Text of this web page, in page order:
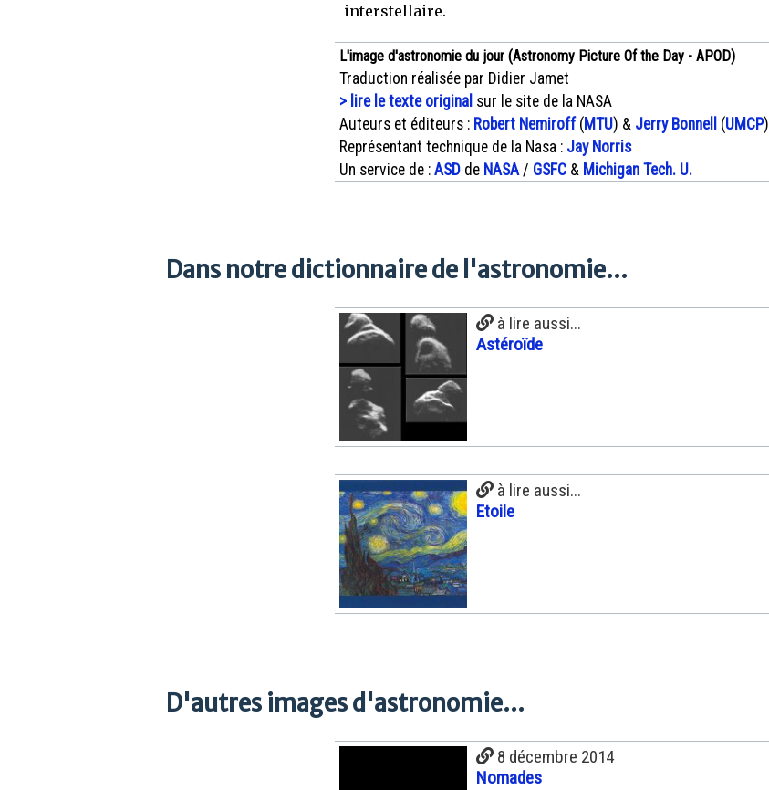
interstellaire.
L'image d'astronomie du jour (Astronomy Picture Of the Day - APOD)
Traduction réalisée par Didier Jamet
> lire le texte original sur le site de la NASA
Auteurs et éditeurs : Robert Nemiroff(MTU) & Jerry Bonnell (UMCP)
Représentant technique de la Nasa : Jay Norris
Un service de : ASD de NASA / GSFC & Michigan Tech. U.
Dans notre dictionnaire de l'astronomie...
à lire aussi...
Astéroïde
à lire aussi...
Etoile
D'autres images d'astronomie...
8 décembre 2014
Nomades